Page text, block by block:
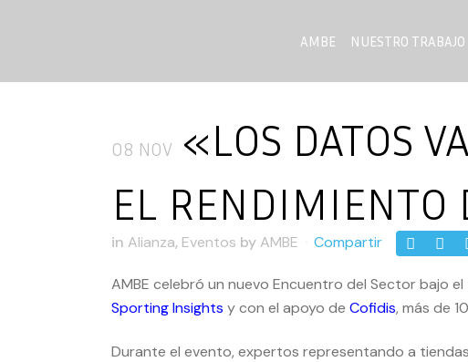
AMBE NUESTRO TRABAJO
08 NOV «LOS DATOS
EL RENDIMIENTO
in Alianza, Eventos by AMBE Compartir
AMBE celebró un nuevo Encuentro del Sector bajo
Sporting Insights y con el apoyo de Cofidis, más de
Durante el evento, expertos representando a